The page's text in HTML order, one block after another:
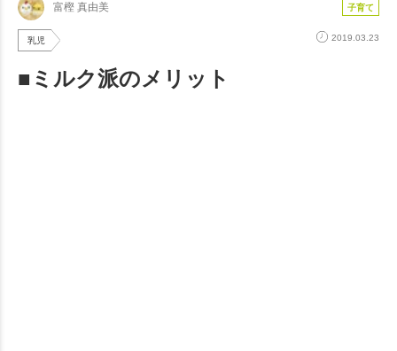
富樫 真由美 子育て
乳児 2019.03.23
■ミルク派のメリット